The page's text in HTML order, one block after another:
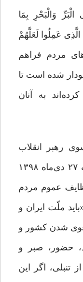
فِی الْبَرِّ وَالْبَحْرِ بِمَا
عَمِلُوا لَعَلَّهُمْ
مردم فراهم
شده است تا
به آنان
رهبر انقلاب
اسلامی در خطبه‌های نماز جمعه ۲۷ دی‌ماه ۱۳۹۸
عموم مردم
ملّت ایران و
شدن کشور و
حضور، صبر و
تنبلی، اگر این